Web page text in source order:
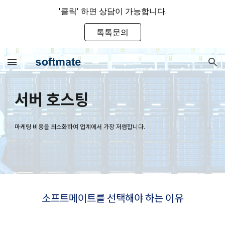
Skip to main content Skip to navigation
'클릭' 하면 상담이 가능합니다.
톡톡문의
서버 호스팅
마케팅 비용을 최소화하여 업계에서 가장 저렴합니다.
소프트메이트를 선택해야 하는 이유